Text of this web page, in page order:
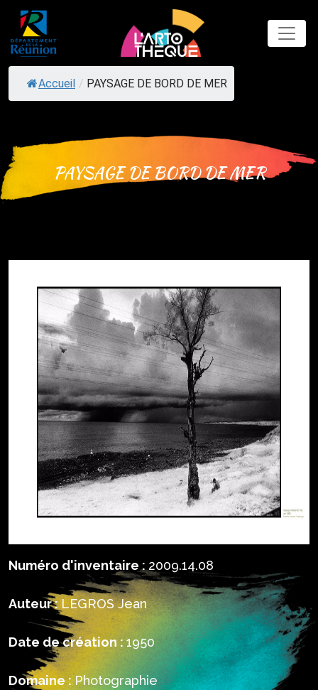
Skip
content
Accueil / PAYSAGE DE BORD DE MER
PAYSAGE DE BORD DE MER
Numéro d'inventaire : 2009.14.08
Auteur : LEGROS Jean
Date de création : 1950
Domaine : Photographie